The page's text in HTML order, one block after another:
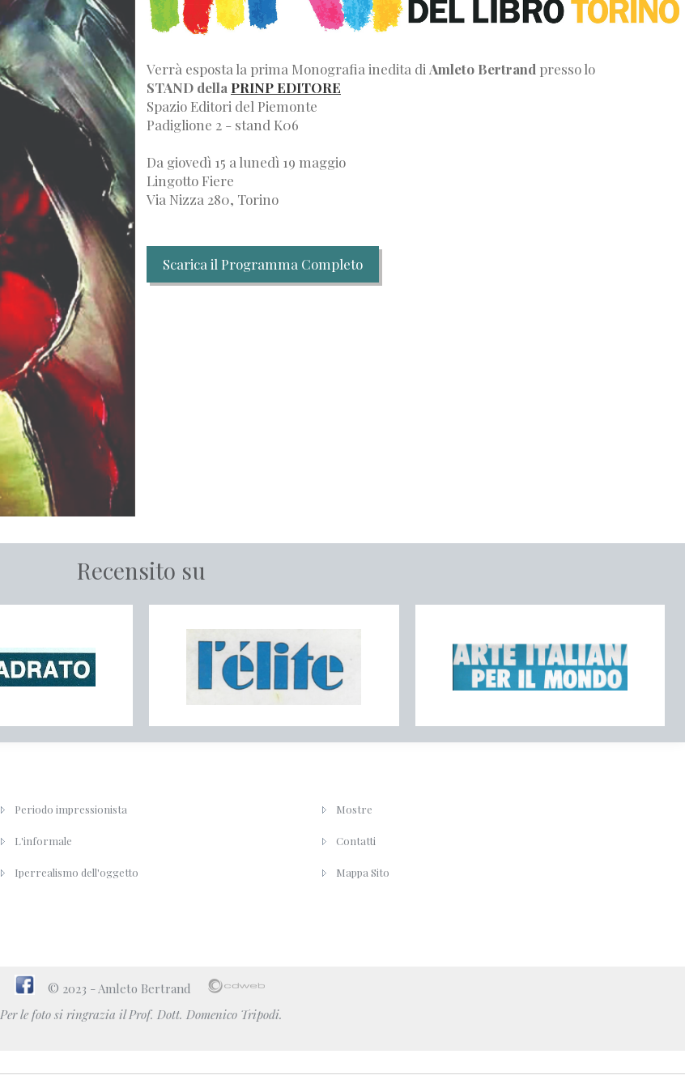
Verrà esposta la prima Monografia inedita di Amleto Bertrand presso lo
STAND della PRINP EDITORE
Spazio Editori del Piemonte
Padiglione 2 - stand K06
Da giovedì 15 a lunedì 19 maggio
Lingotto Fiere
Via Nizza 280, Torino
Recensito su
Periodo impressionista
L'informale
Iperrealismo dell'oggetto
Mostre
Contatti
Mappa Sito
© 2023 - Amleto Bertrand
Per le foto si ringrazia il Prof. Dott. Domenico Tripodi.